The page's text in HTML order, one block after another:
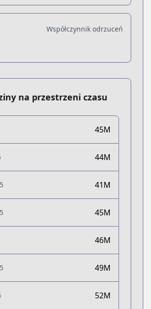
Współczynnik odrzuceń
na przestrzeni czasu
45M
44M
41M
45M
46M
49M
52M